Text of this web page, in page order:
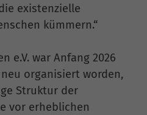
existenzielle
kümmern.“
e.V. war Anfang 2026
organisiert worden,
Struktur der
vor erheblichen